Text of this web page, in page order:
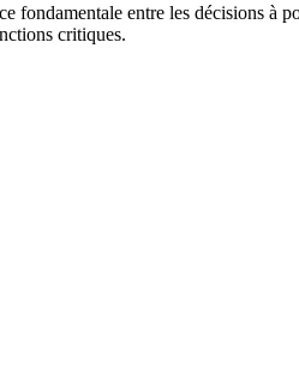
entre les décisions à
critiques.